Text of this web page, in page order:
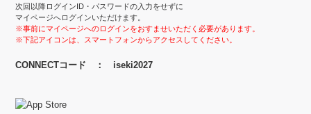
次回以降ログインID・パスワードの入力をせずに
マイページへログインいただけます。
※事前にマイページへのログインをおすませいただく必要があります。
※下記アイコンは、スマートフォンからアクセスしてください。
CONNECTコード ： iseki2027